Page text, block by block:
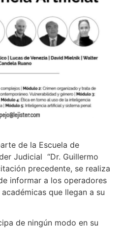
de la Escuela de
Judicial “Dr. Guillermo
precedente, se realiza
informar a los operadores
que llegan a su
de ningún modo en su